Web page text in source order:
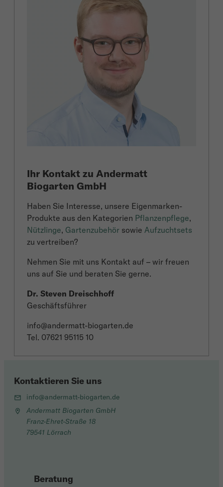
Ihr Kontakt zu Andermatt
Biogarten GmbH
Haben Sie Interesse, unsere Eigenmarken-
Produkte aus den Kategorien Pflanzenpflege,
Nützlinge, Gartenzubehör sowie Aufzuchtsets
zu vertreiben?
Nehmen Sie mit uns Kontakt auf – wir freuen
uns auf Sie und beraten Sie gerne.
Dr. Steven Dreischhoff
Geschäftsführer
info@andermatt-biogarten.de
Tel. 07621 95115 10
Beratung
Kontaktieren Sie uns
info@andermatt-biogarten.de
Andermatt Biogarten GmbH
Franz-Ehret-Straße 18
79541 Lörrach